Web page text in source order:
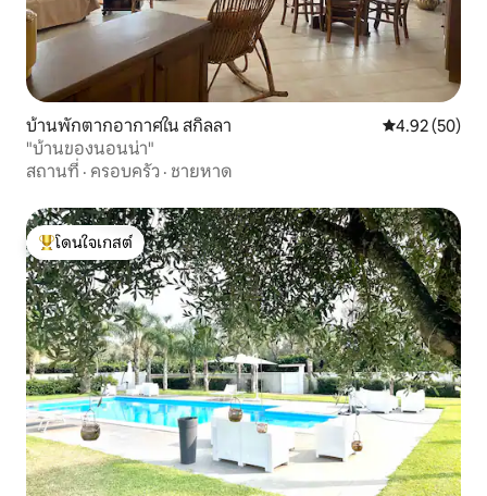
บ้านพักตากอากาศใน สกิลลา คะแนนเฉลี่ย
4.92 (50)
"บ้านของนอนน่า"
สถานที่ · ครอบครัว · ชายหาด
โดนใจเกสต์ที่สุด
โดนใจเกสต์